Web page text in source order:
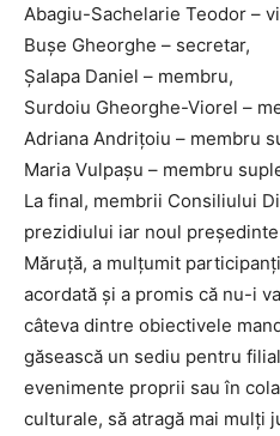
Abagiu-Sachelarie Teodor –
Bușe Gheorghe – secretar,
Șalapa Daniel – membru,
Surdoiu Gheorghe-Viorel –
Adriana Andrițoiu – membru
Maria Vulpașu – membru
La final, membrii Consiliului
prezidiului iar noul
Măruță, a mulțumit
acordată și a promis că nu-i
câteva dintre obiectivele
găsească un sediu pentru
evenimente proprii sau în
culturale, să atragă mai mulți